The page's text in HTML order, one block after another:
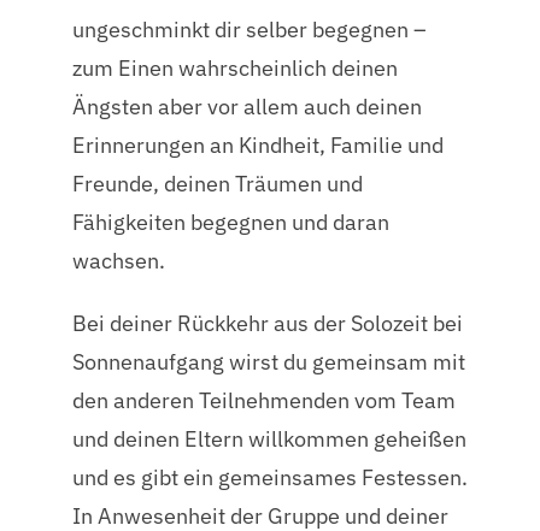
ungeschminkt dir selber begegnen –
zum Einen wahrscheinlich deinen
Ängsten aber vor allem auch deinen
Erinnerungen an Kindheit, Familie und
Freunde, deinen Träumen und
Fähigkeiten begegnen und daran
wachsen.
Bei deiner Rückkehr aus der Solozeit bei
Sonnenaufgang wirst du gemeinsam mit
den anderen Teilnehmenden vom Team
und deinen Eltern willkommen geheißen
und es gibt ein gemeinsames Festessen.
In Anwesenheit der Gruppe und deiner